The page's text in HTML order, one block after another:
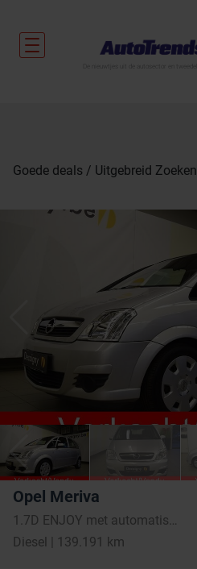
Goede deals Uitgebreid Zoeken
Opel Meriva
Diesel | 139.191 km